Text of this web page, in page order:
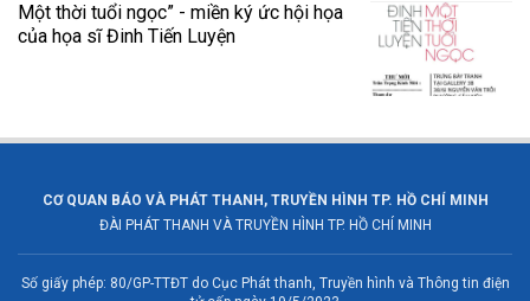
Một thời tuổi ngọc” - miền ký ức hội họa
của họa sĩ Đinh Tiến Luyện
CƠ QUAN BÁO VÀ PHÁT THANH, TRUYỀN HÌNH TP. HỒ CHÍ MINH
ĐÀI PHÁT THANH VÀ TRUYỀN HÌNH TP. HỒ CHÍ MINH
Số giấy phép: 80/GP-TTĐT do Cục Phát thanh, Truyền hình và Thông tin điện